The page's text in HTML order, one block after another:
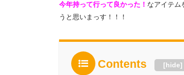
今年持って行って良かった！ なアイテム
うと思いまっす！！！
Contents [hide]